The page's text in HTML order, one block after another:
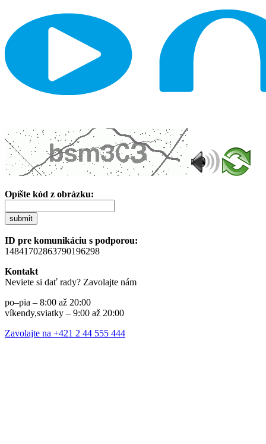
Opíšte kód z obrázku:
submit
ID pre komunikáciu s podporou:
14841702863790196298
Kontakt
Neviete si dať rady? Zavolajte nám
po–pia – 8:00 až 20:00
víkendy,sviatky – 9:00 až 20:00
Zavolajte na +421 2 44 555 444